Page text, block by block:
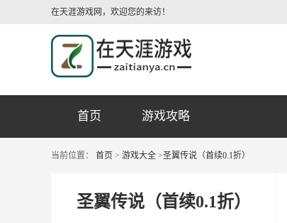
在天涯游戏网，欢迎您的来访！
首页 游戏攻略
当前位置： 首页 > 游戏大全 >圣翼传说（首续0.1折）
圣翼传说（首续0.1折）